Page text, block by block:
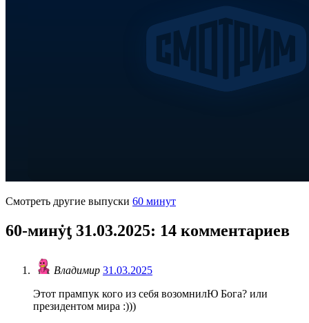
Смотреть другие выпуски 60 минут
60-минẏƫ 31.03.2025: 14 комментариев
Владимир 31.03.2025
Этот прампук кого из себя возомнилЮ Бога? или
президентом мира :)))